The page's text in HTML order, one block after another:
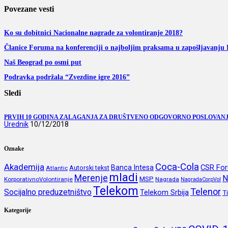
Povezane vesti
Ko su dobitnici Nacionalne nagrade za volontiranje 2018?
Članice Foruma na konferenciji o najboljim praksama u zapošljavanju
Naš Beograd po osmi put
Podravka podržala “Zvezdine igre 2016”
Sledi
PRVIH 10 GODINA ZALAGANJA ZA DRUŠTVENO ODGOVORNO
Urednik 10/12/2018
Oznake
Akademija Atlantic Autorski tekst Banca Intesa Coca-Cola CSR
KorporativnoVolontiranje Merenje mladi MSP Nagrada NagradaCorpVol
Socijalno preduzetništvoTelekom Telekom SrbijaTelenor
Kategorije